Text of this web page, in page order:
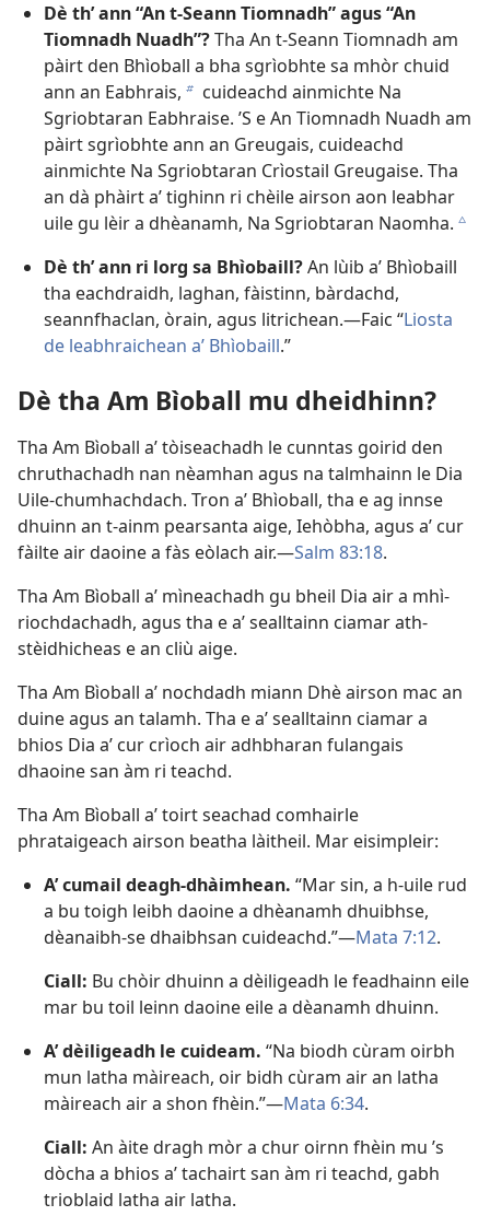
Dè th’ ann “An t-Seann Tiomnadh” agus “An
Tiomnadh Nuadh”?Tha An t-Seann Tiomnadh am
pàirt den Bhìoball a bha sgrìobhte sa mhòr chuid
ann an Eabhrais, b cuideachd ainmichte Na
Sgriobtaran Eabhraise. ’S e An Tiomnadh Nuadh am
pàirt sgrìobhte ann an Greugais, cuideachd
ainmichte Na Sgriobtaran Crìostail Greugaise. Tha
an dà phàirt a’ tighinn ri chèile airson aon leabhar
uile gu lèir a dhèanamh, Na Sgriobtaran Naomha. c
Dè th’ ann ri lorg sa Bhìobaill?An lùib a’ Bhìobaill
tha eachdraidh, laghan, fàistinn, bàrdachd,
seannfhaclan, òrain, agus litrichean.—Faic “Liosta
de leabhraichean a’ Bhìobaill.”
Dè tha Am Bìoball mu dheidhinn?
Tha Am Bìoball a’ tòiseachadh le cunntas goirid den
chruthachadh nan nèamhan agus na talmhainn le Dia
Uile-chumhachdach. Tron a’ Bhìoball, tha e ag innse
dhuinn an t-ainm pearsanta aige, Iehòbha, agus a’ cur
fàilte air daoine a fàs eòlach air.—Salm 83:18.
Tha Am Bìoball a’ mìneachadh gu bheil Dia air a mhì-
riochdachadh, agus tha e a’ sealltainn ciamar ath-
stèidhicheas e an cliù aige.
Tha Am Bìoball a’ nochdadh miann Dhè airson mac an
duine agus an talamh. Tha e a’ sealltainn ciamar a
bhios Dia a’ cur crìoch air adhbharan fulangais
dhaoine san àm ri teachd.
Tha Am Bìoball a’ toirt seachad comhairle
phrataigeach airson beatha làitheil. Mar eisimpleir:
A’ cumail deagh-dhàimhean. “Mar sin, a h-uile rud
a bu toigh leibh daoine a dhèanamh dhuibhse,
dèanaibh-se dhaibhsan cuideachd.”—Mata 7:12.
Ciall: Bu chòir dhuinn a dèiligeadh le feadhainn eile
mar bu toil leinn daoine eile a dèanamh dhuinn.
A’ dèiligeadh le cuideam. “Na biodh cùram oirbh
mun latha màireach, oir bidh cùram air an latha
màireach air a shon fhèin.”—Mata 6:34.
Ciall: An àite dragh mòr a chur oirnn fhèin mu ’s
dòcha a bhios a’ tachairt san àm ri teachd, gabh
trioblaid latha air latha.